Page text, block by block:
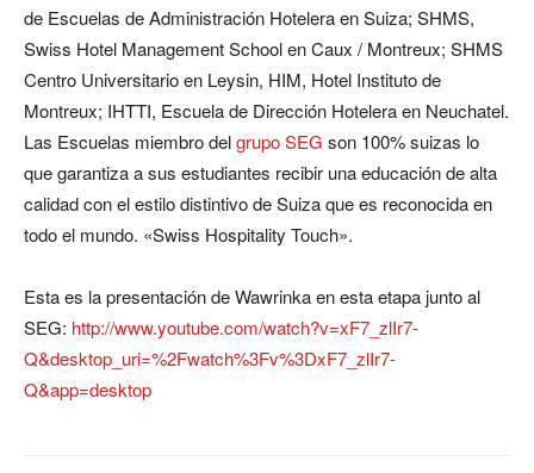
de Escuelas de Administración Hotelera en Suiza; SHMS,
Swiss Hotel Management School en Caux / Montreux; SHMS
Centro Universitario en Leysin, HIM, Hotel Instituto de
Montreux; IHTTI, Escuela de Dirección Hotelera en Neuchatel.
Las Escuelas miembro delgrupo SEG son 100% suizas lo
que garantiza a sus estudiantes recibir una educación de alta
calidad con el estilo distintivo de Suiza que es reconocida en
todo el mundo. «Swiss Hospitality Touch».
Esta es la presentación de Wawrinka en esta etapa junto al
SEG: http://www.youtube.com/watch?v=xF7_zlIr7-
Q&desktop_uri=%2Fwatch%3Fv%3DxF7_zlIr7-
Q&app=desktop